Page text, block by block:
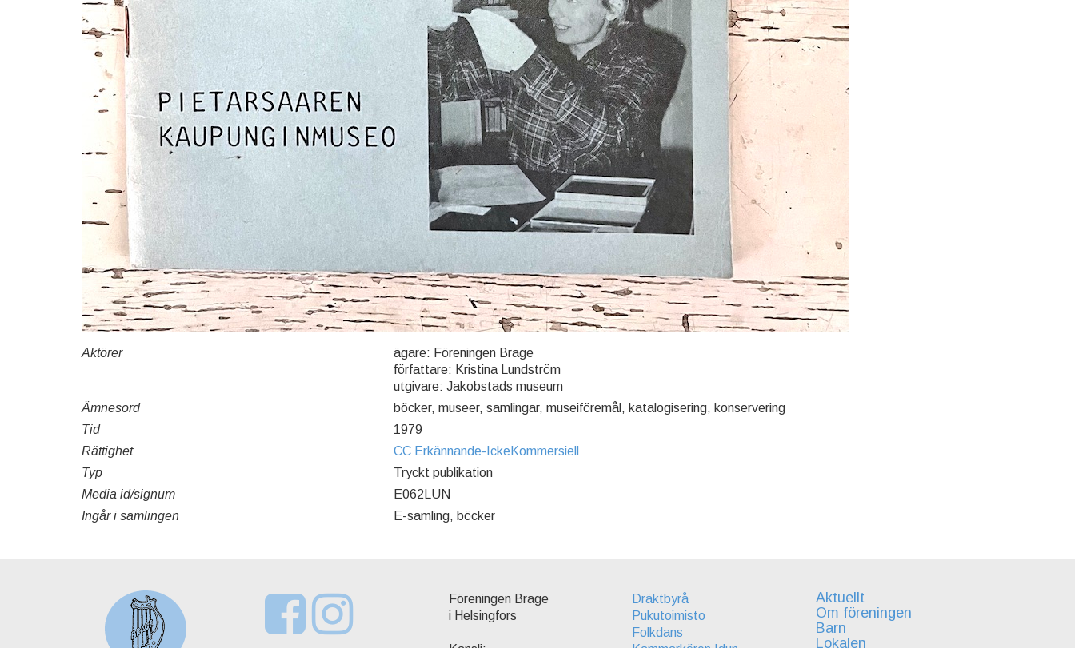
Aktörer
ägare: Föreningen Brage
författare: Kristina Lundström
utgivare: Jakobstads museum
Ämnesord
böcker, museer, samlingar, museiföremål, katalogisering, konservering
Tid
1979
Rättighet
CC Erkännande-IckeKommersiell
Typ
Tryckt publikation
Media id/signum
E062LUN
Ingår i samlingen
E-samling, böcker
Föreningen Brage
i Helsingfors
Dräktbyrå
Pukutoimisto
Folkdans
Aktuellt
Om föreningen
Barn
Lokalen